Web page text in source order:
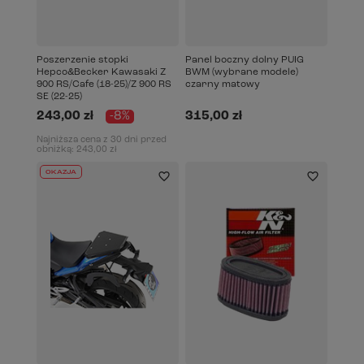
Poszerzenie stopki
Hepco&Becker Kawasaki Z
900 RS/Cafe (18-25)/Z 900 RS
SE (22-25)
243,00 zł -8%
Najniższa cena z 30 dni przed
obniżką: 243,00 zł
Panel boczny dolny PUIG
BWM (wybrane modele)
czarny matowy
315,00 zł
OKAZJA